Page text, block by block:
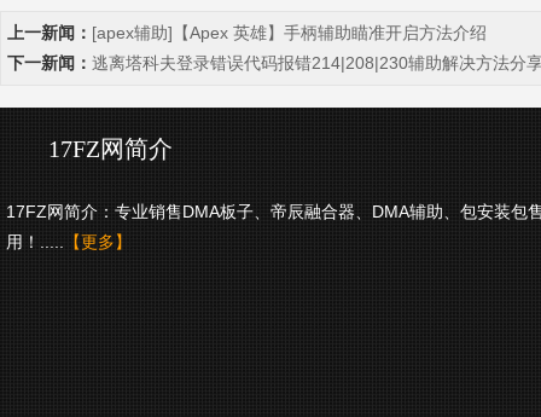
上一新闻： [apex辅助]【Apex 英雄】手柄辅助瞄准开启方法介绍
下一新闻： 逃离塔科夫登录错误代码报错214|208|230辅助解决方法分
17FZ网简介
17FZ网简介：专业销售DMA板子、帝辰融合器、DMA辅助、包安装包
用！.....
【更多】